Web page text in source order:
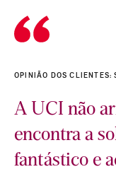
OPINIÃO DOS CLIENTES:
A UCI não
encontra a
fantástico e